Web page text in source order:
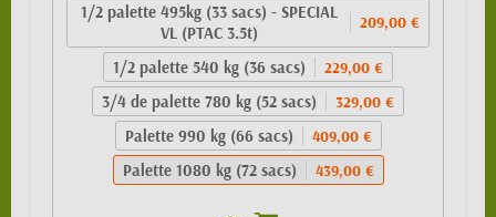
1/2 palette 495kg (33 sacs) - SPECIAL
VL (PTAC 3.5t)
209,00 €
1/2 palette 540 kg (36 sacs) 229,00 €
3/4 de palette 780 kg (52 sacs) 329,00 €
Palette 990 kg (66 sacs) 409,00 €
Palette 1080 kg (72 sacs) 439,00 €